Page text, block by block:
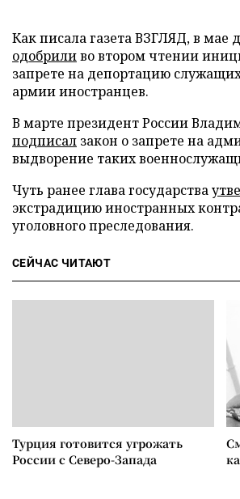
Как писала газета ВЗГЛЯД, в мае
одобриливо втором чтении
запрете на депортацию
армии иностранцев.
В марте президент России
подписал закон о запрете на
выдворение таких
Чуть ранее глава государства
экстрадицию иностранных
уголовного преследования.
СЕЙЧАС ЧИТАЮТ
Турция готовится угрожать
России с Северо-Запада